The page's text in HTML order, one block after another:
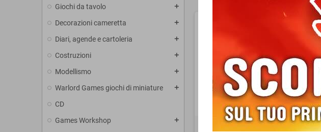
Giochi da tavolo add
Decorazioni cameretta add
Diari, agende e cartoleria add
Costruzioni add
Modellismo add
Warlord Games giochi di miniature add
CD
Games Workshop
add
ZAINO eastpak PINNACLE